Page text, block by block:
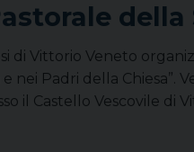
della
di Vittorio Veneto
nei Padri della Chiesa”.
il Castello Vescovile di